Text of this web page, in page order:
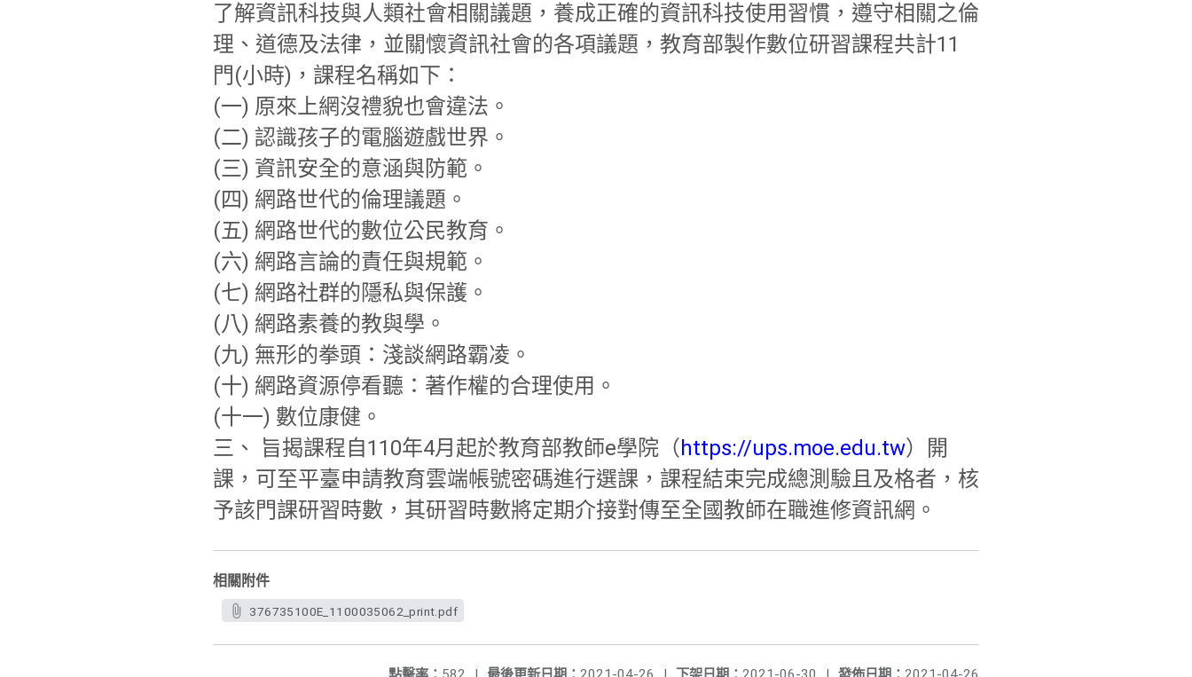
了解資訊科技與人類社會相關議題，養成正確的資訊科技使用習慣，遵守相關之倫
理、道德及法律，並關懷資訊社會的各項議題，教育部製作數位研習課程共計11
門(小時)，課程名稱如下：
(一) 原來上網沒禮貌也會違法。
(二) 認識孩子的電腦遊戲世界。
(三) 資訊安全的意涵與防範。
(四) 網路世代的倫理議題。
(五) 網路世代的數位公民教育。
(六) 網路言論的責任與規範。
(七) 網路社群的隱私與保護。
(八) 網路素養的教與學。
(九) 無形的拳頭：淺談網路霸凌。
(十) 網路資源停看聽：著作權的合理使用。
(十一) 數位康健。
三、 旨揭課程自110年4月起於教育部教師e學院（ https://ups.moe.edu.tw）開
課，可至平臺申請教育雲端帳號密碼進行選課，課程結束完成總測驗且及格者，核
予該門課研習時數，其研習時數將定期介接對傳至全國教師在職進修資訊網。
相關附件
376735100E_1100035062_print.pdf